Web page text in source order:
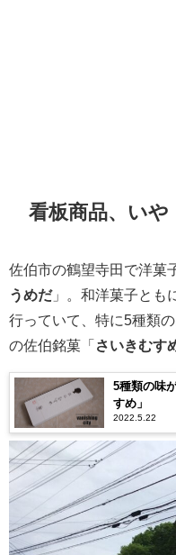
看板商品、いや
佐伯市の鶴望寺田で洋菓
うめだ」。和洋菓子とも
行っていて、特に5種類
の佐伯銘菓「 さいきむす
5種類の味
すめ」
2022.5.22